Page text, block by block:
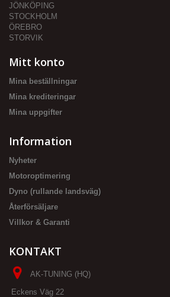
JÖNKÖPING
STOCKHOLM
ÖREBRO
STORVIK
Mitt konto
Mina beställningar
Mina krediteringar
Mina uppgifter
Information
Nyheter
Motoroptimering
Dyno (rullande landsväg)
Återförsäljare
Villkor & Garanti
KONTAKT
AK-TUNING (HQ)
Eckens Väg 22